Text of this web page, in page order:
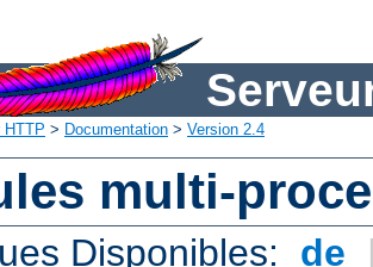
HTTP > Documentation > Version 2.4
multi-
Disponibles: de